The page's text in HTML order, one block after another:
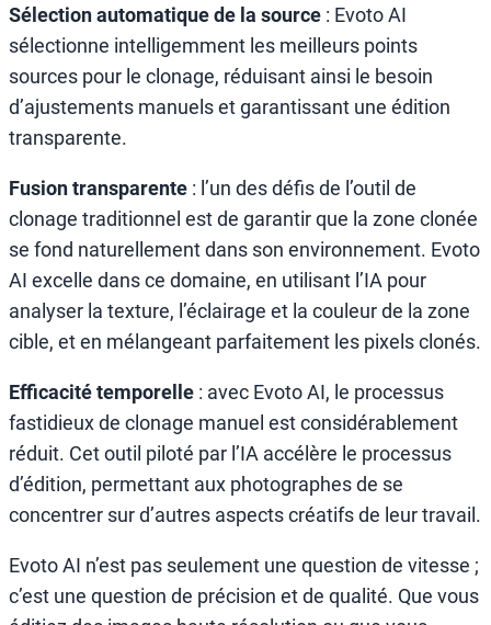
Sélection automatique de la source : Evoto AI
sélectionne intelligemment les meilleurs points
sources pour le clonage, réduisant ainsi le besoin
d’ajustements manuels et garantissant une édition
transparente.
Fusion transparente : l’un des défis de l’outil de
clonage traditionnel est de garantir que la zone clonée
se fond naturellement dans son environnement. Evoto
AI excelle dans ce domaine, en utilisant l’IA pour
analyser la texture, l’éclairage et la couleur de la zone
cible, et en mélangeant parfaitement les pixels clonés.
Efficacité temporelle : avec Evoto AI, le processus
fastidieux de clonage manuel est considérablement
réduit. Cet outil piloté par l’IA accélère le processus
d’édition, permettant aux photographes de se
concentrer sur d’autres aspects créatifs de leur travail.
Evoto AI n’est pas seulement une question de vitesse ;
c’est une question de précision et de qualité. Que vous